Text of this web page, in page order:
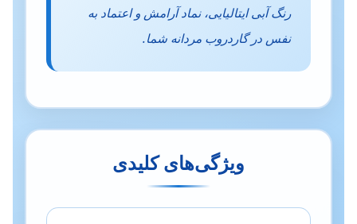
رنگ آبی ایتالیایی، نماد آرامش و اعتماد به
نفس در گاردروب مردانه شما.
ویژگی‌های کلیدی